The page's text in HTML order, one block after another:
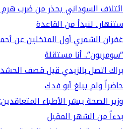
ائتلاف السوداني يحذر من ضرب هرم
ستنهار.. لنبدأ من القاعدة
غفران الشمري أول المتخلين عن
“سومريون”.. أنا مستقلة
براك اتصل بالزيدي قبل قصف
حاضراً ولم يبلغ أبو فدك
بدءاً من الشهر المقبل